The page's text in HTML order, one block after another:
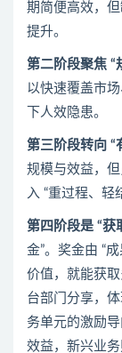
期简便高效，
提升。
第二阶段聚焦 “
以快速覆盖市
下人效隐患。
第三阶段转向 “
规模与效益，但
入 “重过程、轻
第四阶段是 “获
金”。奖金由 “
价值，就能获
台部门分享，
务单元的激励
效益，新兴业务